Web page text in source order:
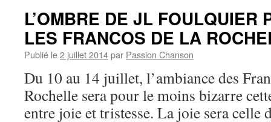
Juniors
2014
L’OMBRE DE JL FOULQUIER
LES FRANCOS DE LA
Publié le2 juillet 2014par Passion Chanson
Du 10 au 14 juillet, l’ambiance des
Rochelle sera pour le moins bizarre
entre joie et tristesse. La joie sera celle